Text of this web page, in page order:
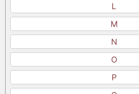
L
M
N
O
P